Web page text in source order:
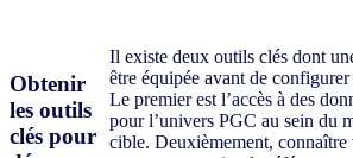
Obtenir
les outils
clés pour
Il existe deux outils clés dont
être équipée avant de
Le premier est l’accès à des
pour l’univers PGC au sein du
cible. Deuxièmement, connaître